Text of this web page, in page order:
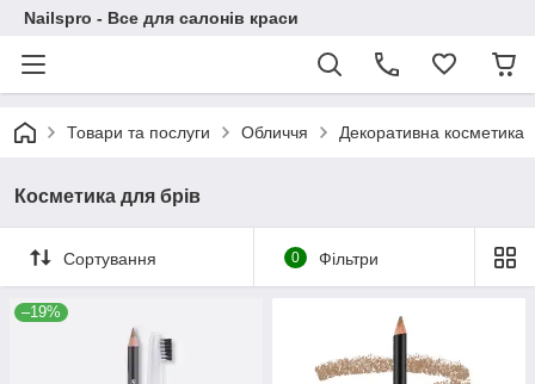
Nailspro - Все для салонів краси
Товари та послуги Обличчя Декоративна косметика
Косметика для брів
Сортування 0 Фільтри
–19%